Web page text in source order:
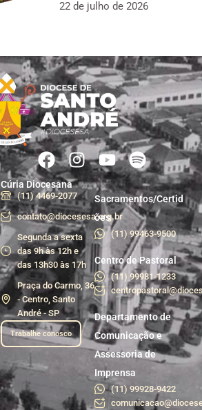
22 de julho de 2026
Cúria Diocesana
(11) 4469-2077
contato@diocesesa.org.br
Segunda a sexta
das 9h às 12h e
das 13h30 às 17h
Praça do Carmo, 36
- Centro, Santo
André - SP
Trabalhe conosco
Sacramentos/Certid
ões
(11) 99463-9500
Centro de Pastoral
(11) 99981-1233
Departamento de
Comunicação e
Assessoria de
Imprensa
(11) 99928-9422